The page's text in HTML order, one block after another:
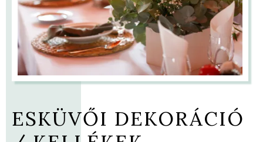
ESKÜVŐI DEKORÁCIÓ